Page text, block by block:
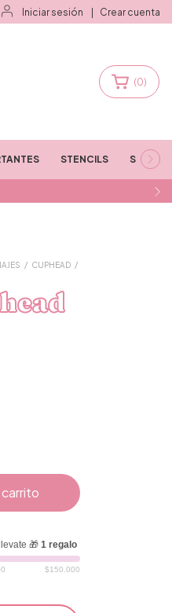
Iniciar sesión Crear cuenta
(0)
STENCILS STAMPS
/ CUPHEAD /
🎁 1 regalo
$150.000